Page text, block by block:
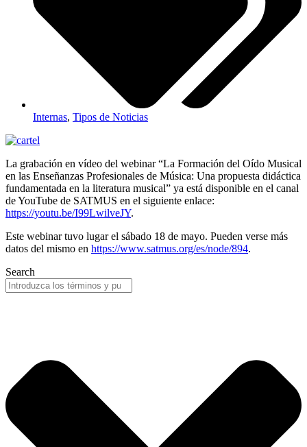
Internas, Tipos de Noticias
La grabación en vídeo del webinar “La Formación del Oído Musical
en las Enseñanzas Profesionales de Música: Una propuesta didáctica
fundamentada en la literatura musical” ya está disponible en el canal
de YouTube de SATMUS en el siguiente enlace:
https://youtu.be/I99LwilveJY.
Este webinar tuvo lugar el sábado 18 de mayo. Pueden verse más
datos del mismo en https://www.satmus.org/es/node/894.
Search